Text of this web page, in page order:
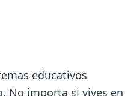
educativos
No importa si vives en